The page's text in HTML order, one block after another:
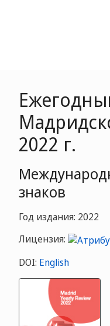
2022 г.
знаков
Год издания: 2022
Лицензия:
DOI: English